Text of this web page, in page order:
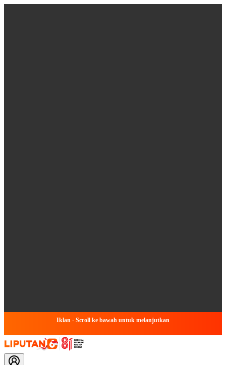
Iklan - Scroll ke bawah untuk melanjutkan